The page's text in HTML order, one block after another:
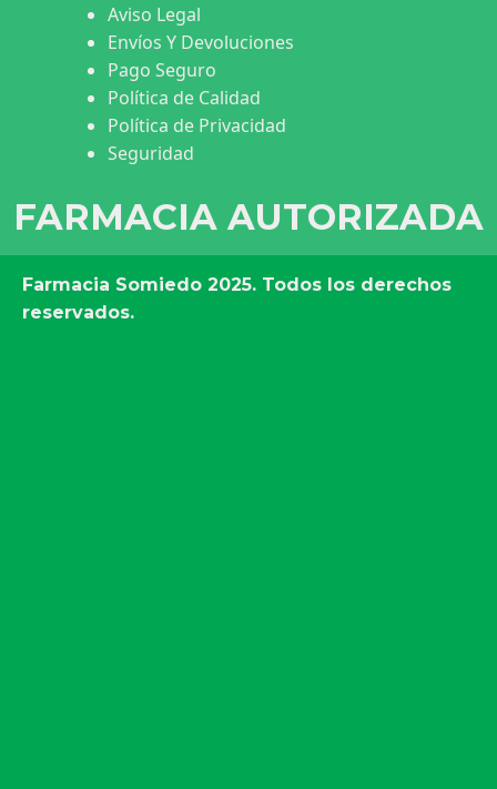
Aviso Legal
Envíos Y Devoluciones
Pago Seguro
Política de Calidad
Política de Privacidad
Seguridad
FARMACIA AUTORIZADA
Farmacia Somiedo 2025. Todos los derechos
reservados.